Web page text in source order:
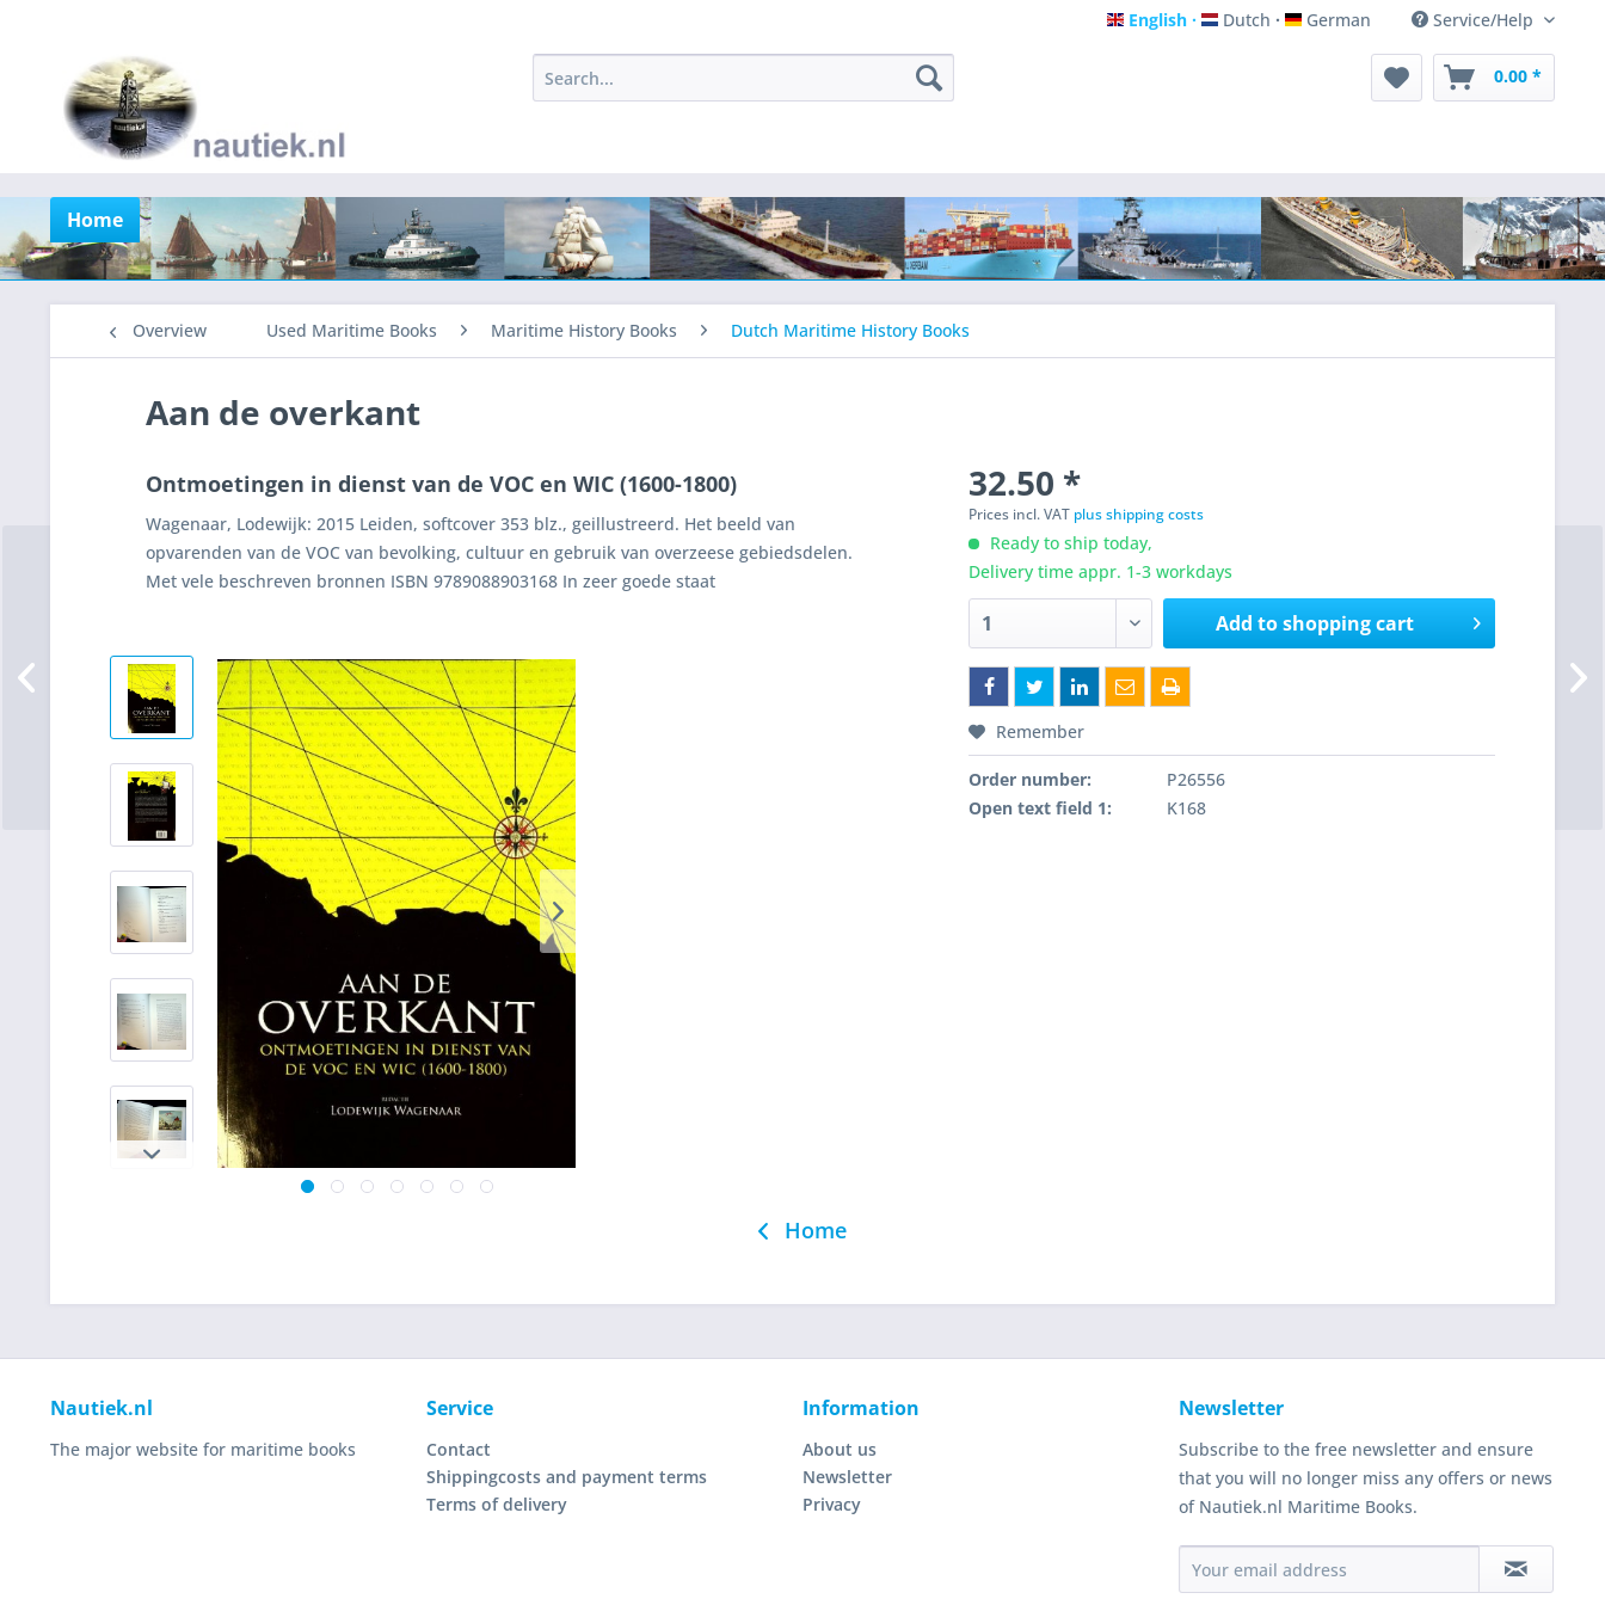
English
English Dutch
Dutch German
German Service/Help
0.00 *
Home
Overview Used Maritime Books Maritime History Books Dutch Maritime History Books
Aan de overkant
Ontmoetingen in dienst van de VOC en WIC (1600-1800)
Wagenaar, Lodewijk: 2015 Leiden, softcover 353 blz., geillustreerd. Het beeld van
opvarenden van de VOC van bevolking, cultuur en gebruik van overzeese gebiedsdelen.
Met vele beschreven bronnen ISBN 9789088903168 In zeer goede staat
32.50 *
Prices incl. VAT plus shipping costs
Ready to ship today,
Delivery time appr. 1-3 workdays
Add toshopping cart
Remember
Order number:
P26556
Open text field 1:
K168
Home
Nautiek.nl
The major website for maritime books
Service
Contact
Shippingcosts and payment terms
Terms of delivery
Information
About us
Newsletter
Privacy
Newsletter
Subscribe to the free newsletter and ensure
that you will no longer miss any offers or news
of Nautiek.nl Maritime Books.